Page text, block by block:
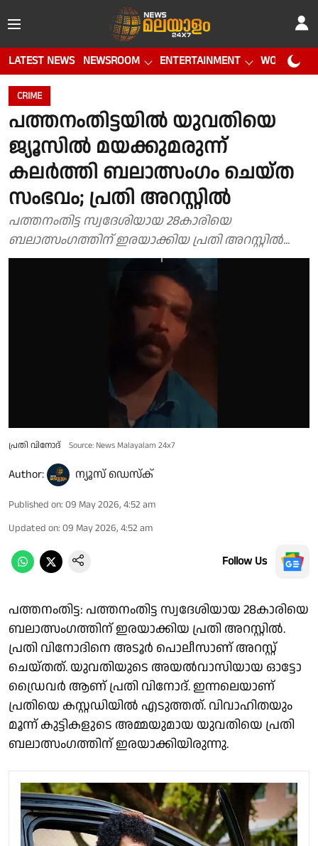
LATEST NEWS NEWSROOM ENTERTAINMENT WORLD CUP
CRIME
പത്തനംതിട്ടയിൽ യുവതിയെ
ജ്യൂസിൽ മയക്കുമരുന്ന്
കലർത്തി ബലാത്സം​ഗം ചെയ്ത
സംഭവം; പ്രതി അറസ്റ്റിൽ
പത്തനംതിട്ട സ്വദേശിയായ 28കാരിയെ
ബലാത്സംഗത്തിന് ഇരയാക്കിയ പ്രതി അറസ്റ്റിൽ...
പ്രതി വിനോദ് Source: News Malayalam 24x7
Author: ന്യൂസ് ഡെസ്ക്
Published on: 09 May 2026, 4:52 am
Updated on: 09 May 2026, 4:52 am
Follow Us
പത്തനംതിട്ട: പത്തനംതിട്ട സ്വദേശിയായ 28കാരിയെ
ബലാത്സംഗത്തിന് ഇരയാക്കിയ പ്രതി അറസ്റ്റിൽ.
പ്രതി വിനോദിനെ അടൂർ പൊലീസാണ് അറസ്റ്റ്
ചെയ്തത്. യുവതിയുടെ അയൽവാസിയായ ഓട്ടോ
ഡ്രൈവർ ആണ് പ്രതി വിനോദ്. ഇന്നലെയാണ്
പ്രതിയെ കസ്റ്റഡിയിൽ എടുത്തത്. വിവാഹിതയും
മൂന്ന് കുട്ടികളുടെ അമ്മയുമായ യുവതിയെ പ്രതി
ബലാത്സംഗത്തിന് ഇരയാക്കിയിരുന്നു.